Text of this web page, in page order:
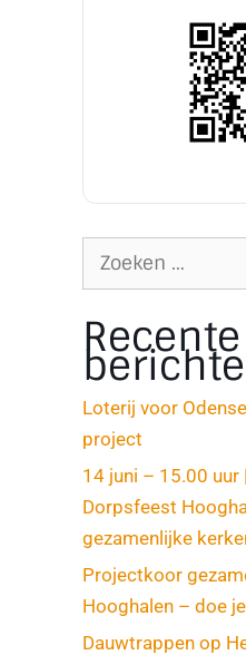
Recente
Loterij voor
project
14 juni – 15.00
Dorpsfeest
gezamenlijke
Projectkoor
Hooghalen – doe
Dauwtrappen op